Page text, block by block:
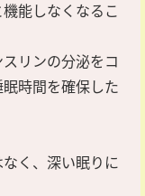
能しなくなるこ
リンの分泌をコ
時間を確保した
く、深い眠りに